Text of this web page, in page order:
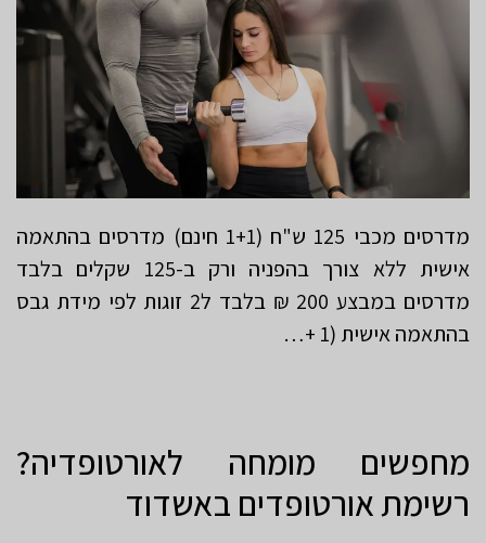
מדרסים מכבי 125 ש"ח (1+1 חינם) מדרסים בהתאמה
אישית ללא צורך בהפניה ורק ב-125 שקלים בלבד
מדרסים במבצע 200 ₪ בלבד ל2 זוגות לפי מידת גבס
בהתאמה אישית (1 +…
מחפשים מומחה לאורטופדיה?
רשימת אורטופדים באשדוד